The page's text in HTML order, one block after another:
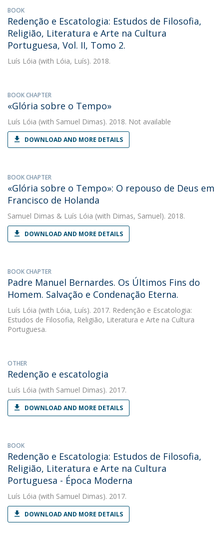
BOOK
Redenção e Escatologia: Estudos de Filosofia,
Religião, Literatura e Arte na Cultura
Portuguesa, Vol. II, Tomo 2.
Luís Lóia (with Lóia, Luís). 2018.
BOOK CHAPTER
«Glória sobre o Tempo»
Luís Lóia (with Samuel Dimas). 2018. Not available
DOWNLOAD AND MORE DETAILS
BOOK CHAPTER
«Glória sobre o Tempo»: O repouso de Deus em
Francisco de Holanda
Samuel Dimas & Luís Lóia (with Dimas, Samuel). 2018.
DOWNLOAD AND MORE DETAILS
BOOK CHAPTER
Padre Manuel Bernardes. Os Últimos Fins do
Homem. Salvação e Condenação Eterna.
Luís Lóia (with Lóia, Luís). 2017. Redenção e Escatologia:
Estudos de Filosofia, Religião, Literatura e Arte na Cultura
Portuguesa.
OTHER
Redenção e escatologia
Luís Lóia (with Samuel Dimas). 2017.
DOWNLOAD AND MORE DETAILS
BOOK
Redenção e Escatologia: Estudos de Filosofia,
Religião, Literatura e Arte na Cultura
Portuguesa - Época Moderna
Luís Lóia (with Samuel Dimas). 2017.
DOWNLOAD AND MORE DETAILS